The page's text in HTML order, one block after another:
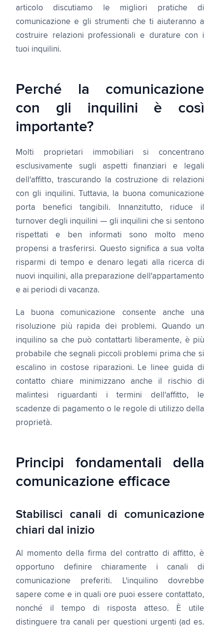
articolo discutiamo le migliori pratiche di
comunicazione e gli strumenti che ti aiuteranno a
costruire relazioni professionali e durature con i
tuoi inquilini.
Perché la comunicazione
con gli inquilini è così
importante?
Molti proprietari immobiliari si concentrano
esclusivamente sugli aspetti finanziari e legali
dell'affitto, trascurando la costruzione di relazioni
con gli inquilini. Tuttavia, la buona comunicazione
porta benefici tangibili. Innanzitutto, riduce il
turnover degli inquilini — gli inquilini che si sentono
rispettati e ben informati sono molto meno
propensi a trasferirsi. Questo significa a sua volta
risparmi di tempo e denaro legati alla ricerca di
nuovi inquilini, alla preparazione dell'appartamento
e ai periodi di vacanza.
La buona comunicazione consente anche una
risoluzione più rapida dei problemi. Quando un
inquilino sa che può contattarti liberamente, è più
probabile che segnali piccoli problemi prima che si
escalino in costose riparazioni. Le linee guida di
contatto chiare minimizzano anche il rischio di
malintesi riguardanti i termini dell'affitto, le
scadenze di pagamento o le regole di utilizzo della
proprietà.
Principi fondamentali della
comunicazione efficace
Stabilisci canali di comunicazione
chiari dal inizio
Al momento della firma del contratto di affitto, è
opportuno definire chiaramente i canali di
comunicazione preferiti. L'inquilino dovrebbe
sapere come e in quali ore puoi essere contattato,
nonché il tempo di risposta atteso. È utile
distinguere tra canali per questioni urgenti (ad es.